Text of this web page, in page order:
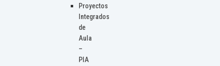
Proyectos
Integrados
de
Aula
–
PIA